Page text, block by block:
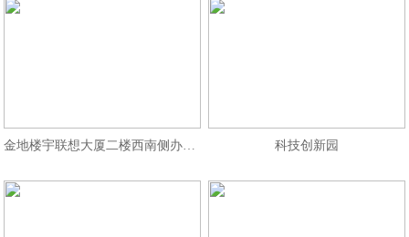
科技创新园